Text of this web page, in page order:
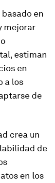
en
mejorar
estiman
en
a los
de
crea un
de
en los